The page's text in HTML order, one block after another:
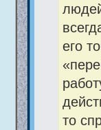
его
то